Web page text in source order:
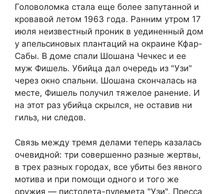
Головоломка стала еще более запутанной и
кровавой летом 1963 года. Ранним утром 17
июля неизвестный проник в уединенный дом
у апельсиновых плантаций на окраине Кфар-
Сабы. В доме спали Шошана Чечкес и ее
муж Фишель. Убийца дал очередь из "Узи"
через окно спальни. Шошана скончалась на
месте, Фишель получил тяжелое ранение. И
на этот раз убийца скрылся, не оставив ни
гильз, ни следов.
Связь между тремя делами теперь казалась
очевидной: три совершенно разные жертвы,
в трех разных городах, все убиты без явного
мотива и при помощи одного и того же
оружия — пистолета-пулемета "Узи". Пресса